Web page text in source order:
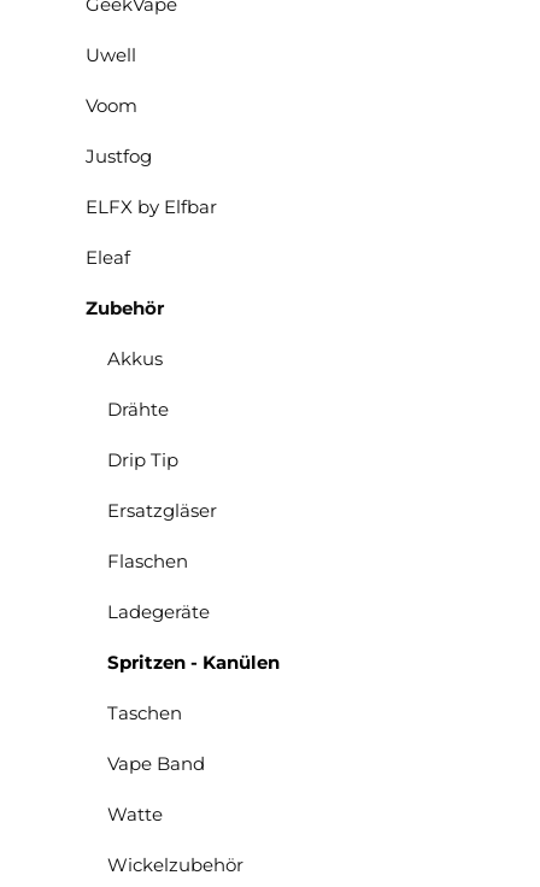
Uwell
Voom
Justfog
ELFX by Elfbar
Eleaf
Zubehör
Akkus
Drähte
Drip Tip
Ersatzgläser
Flaschen
Ladegeräte
Spritzen - Kanülen
Taschen
Vape Band
Watte
Wickelzubehör